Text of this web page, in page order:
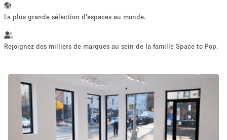
Vente au
détail
Showroom Événement Art Alimentation
Séance de
photo
Conférence Réunion Bureaux
Local
Commercial
La plus grande sélection d'espaces au monde.
Rejoignez des milliers de marques au sein de la famille Space to Pop.